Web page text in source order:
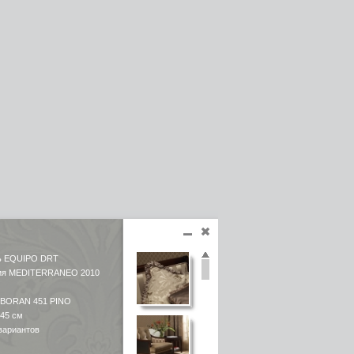
EQUIPO DRT
MEDITERRANEO 2010
451 PINO
см